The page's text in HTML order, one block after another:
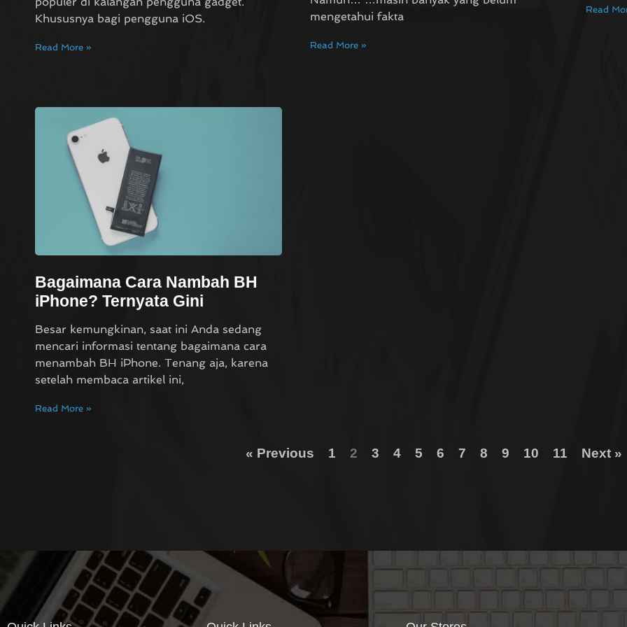
Khususnya bagi pengguna iOS.
Read More »
mengetahui fakta
Read More »
Read
Bagaimana Cara Nambah BH
iPhone? Ternyata Gini
Besar kemungkinan, saat ini Anda sedang
mencari informasi tentang bagaimana cara
menambah BH iPhone. Tenang aja, karena
setelah membaca artikel ini,
Read More »
« Previous 1 2 3 4 5 6 7 8 9 10 11 Next »